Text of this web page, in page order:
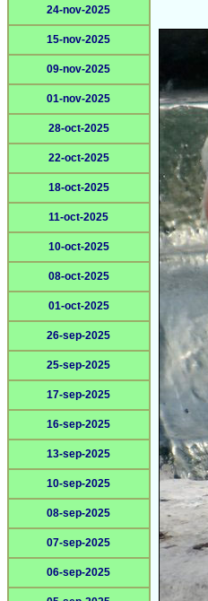
24-nov-2025
15-nov-2025
09-nov-2025
01-nov-2025
28-oct-2025
22-oct-2025
18-oct-2025
11-oct-2025
10-oct-2025
08-oct-2025
01-oct-2025
26-sep-2025
25-sep-2025
17-sep-2025
16-sep-2025
13-sep-2025
10-sep-2025
08-sep-2025
07-sep-2025
06-sep-2025